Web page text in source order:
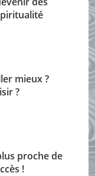
mieux ?
?
proche de
!